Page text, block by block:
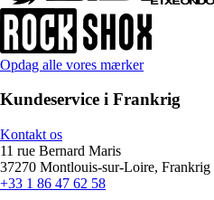
Opdag alle vores mærker
Kundeservice i Frankrig
Kontakt os
11 rue Bernard Maris
37270 Montlouis-sur-Loire, Frankrig
+33 1 86 47 62 58